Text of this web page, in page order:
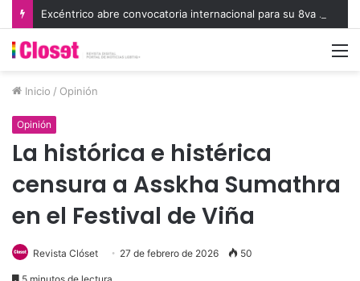
Excéntrico abre convocatoria internacional para su 8va edición e invita a exhibir nuevas miradas
Inicio / Opinión
Opinión
La histórica e histérica
censura a Asskha Sumathra
en el Festival de Viña
Revista Clóset 27 de febrero de 2026 50